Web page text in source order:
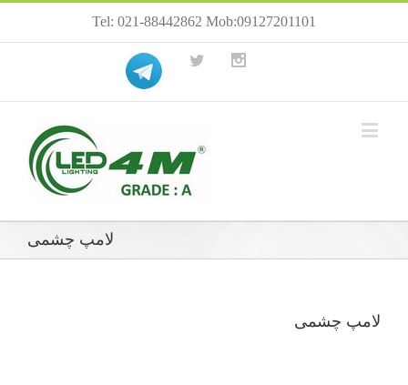
Tel: 021-88442862 Mob:09127201101
لامپ چشمی
لامپ چشمی